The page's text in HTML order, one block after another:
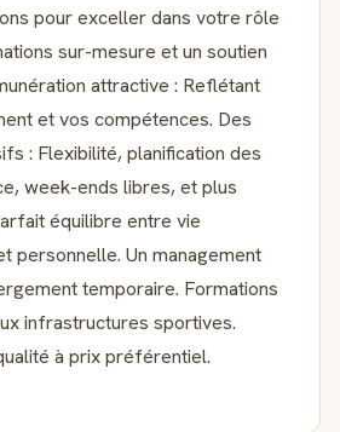
pour exceller dans votre rôle
sur-mesure et un soutien
attractive : Reflétant
et vos compétences. Des
: Flexibilité, planification des
week-ends libres, et plus
équilibre entre vie
personnelle. Un management
temporaire. Formations
infrastructures sportives.
à prix préférentiel.